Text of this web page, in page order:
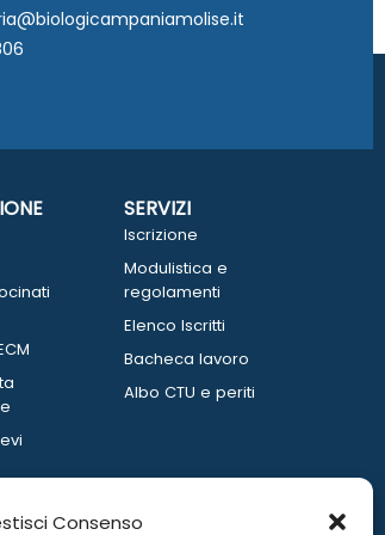
Consenso
SERVIZI
Iscrizione
Modulistica e
regolamenti
Elenco Iscritti
Bacheca lavoro
Albo CTU e periti